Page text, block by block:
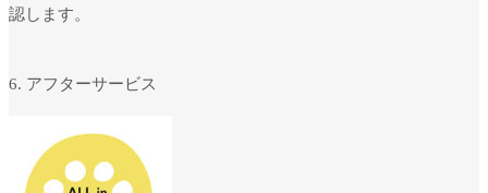
認します。
6. アフターサービス